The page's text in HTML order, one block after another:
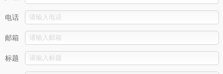
电话
邮箱
标题